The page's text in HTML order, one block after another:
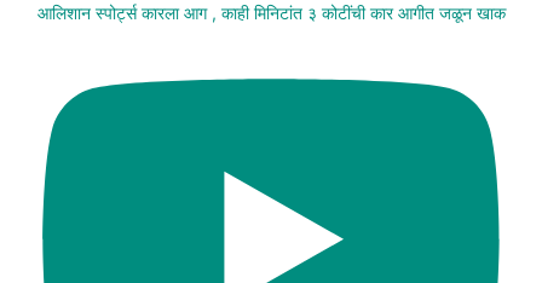
आलिशान स्पोर्ट्स कारला आग , काही मिनिटांत ३ कोटींची कार आगीत जळून खाक